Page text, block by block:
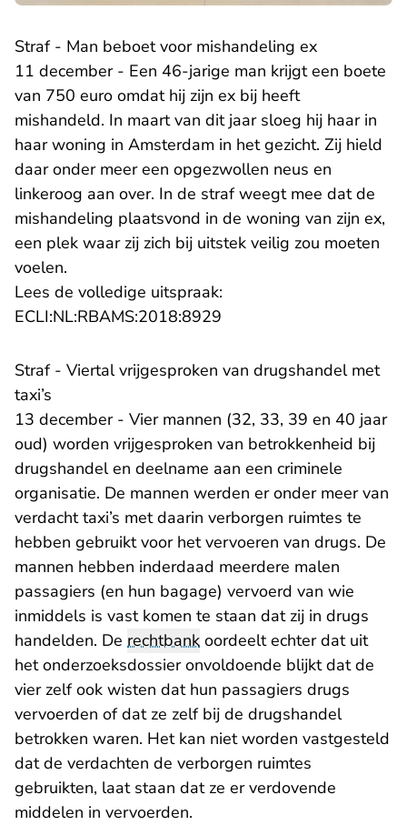
Straf - Man beboet voor mishandeling ex
11 december - Een 46-jarige man krijgt een boete
van 750 euro omdat hij zijn ex bij heeft
mishandeld. In maart van dit jaar sloeg hij haar in
haar woning in Amsterdam in het gezicht. Zij hield
daar onder meer een opgezwollen neus en
linkeroog aan over. In de straf weegt mee dat de
mishandeling plaatsvond in de woning van zijn ex,
een plek waar zij zich bij uitstek veilig zou moeten
voelen.
Lees de volledige uitspraak:
ECLI:NL:RBAMS:2018:8929
Straf - Viertal vrijgesproken van drugshandel met
taxi’s
13 december - Vier mannen (32, 33, 39 en 40 jaar
oud) worden vrijgesproken van betrokkenheid bij
drugshandel en deelname aan een criminele
organisatie. De mannen werden er onder meer van
verdacht taxi’s met daarin verborgen ruimtes te
hebben gebruikt voor het vervoeren van drugs. De
mannen hebben inderdaad meerdere malen
passagiers (en hun bagage) vervoerd van wie
inmiddels is vast komen te staan dat zij in drugs
handelden. De rechtbank oordeelt echter dat uit
het onderzoeksdossier onvoldoende blijkt dat de
vier zelf ook wisten dat hun passagiers drugs
vervoerden of dat ze zelf bij de drugshandel
betrokken waren. Het kan niet worden vastgesteld
dat de verdachten de verborgen ruimtes
gebruikten, laat staan dat ze er verdovende
middelen in vervoerden.